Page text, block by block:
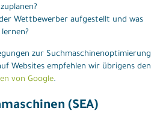
Wettbewerber aufgestellt und was
zur Suchmaschinenoptimierung
Websites empfehlen wir übrigens den
von Google.
(SEA)